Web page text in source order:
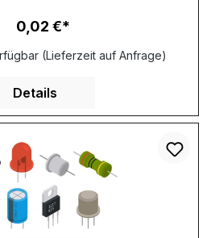
Regulärer Preis:
0,02 €
(Lieferzeit auf Anfrage)
Details